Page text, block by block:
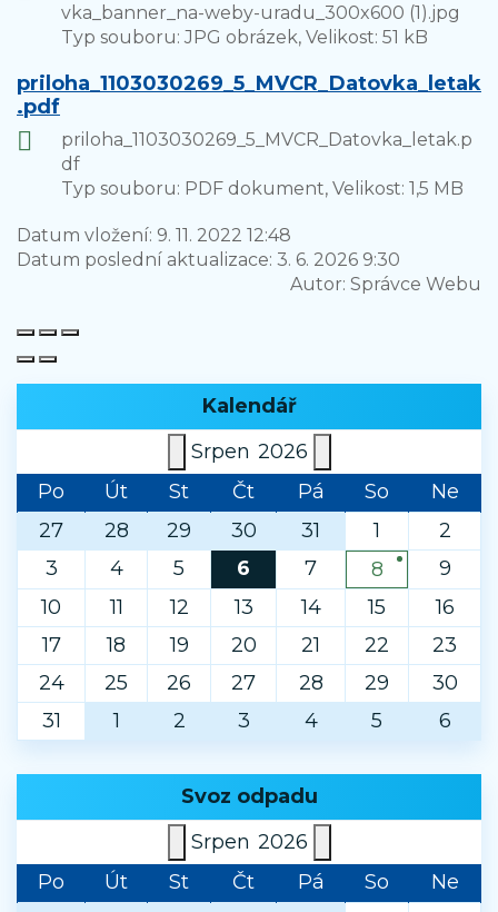
vka_banner_na-weby-uradu_300x600 (1).jpg
Typ souboru: JPG obrázek, Velikost: 51 kB
priloha_1103030269_5_MVCR_Datovka_letak
.pdf
priloha_1103030269_5_MVCR_Datovka_letak.p
df
Typ souboru: PDF dokument, Velikost: 1,5 MB
Datum vložení: 9. 11. 2022 12:48
Datum poslední aktualizace: 3. 6. 2026 9:30
Autor: Správce Webu
Kalendář
Srpen 2026
Po
Út St Čt Pá So
Ne
27
28 29 30 31 1
2
3
4 5 6 7 8
9
10
11 12 13 14 15
16
17
18 19 20 21 22
23
24
25 26 27 28 29
30
31
1 2 3 4 5 6
Svoz odpadu
Srpen 2026
Po
Út St Čt Pá So
Ne